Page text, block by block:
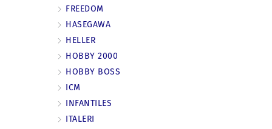
FREEDOM
HASEGAWA
HELLER
HOBBY 2000
HOBBY BOSS
ICM
INFANTILES
ITALERI